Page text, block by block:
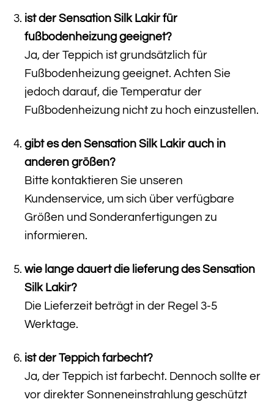
ist der Sensation Silk Lakir für
fußbodenheizung geeignet?
Ja, der Teppich ist grundsätzlich für
Fußbodenheizung geeignet. Achten Sie
jedoch darauf, die Temperatur der
Fußbodenheizung nicht zu hoch einzustellen.
gibt es den Sensation Silk Lakir auch in
anderen größen?
Bitte kontaktieren Sie unseren
Kundenservice, um sich über verfügbare
Größen und Sonderanfertigungen zu
informieren.
wie lange dauert die lieferung des Sensation
Silk Lakir?
Die Lieferzeit beträgt in der Regel 3-5
Werktage.
ist der Teppich farbecht?
Ja, der Teppich ist farbecht. Dennoch sollte er
vor direkter Sonneneinstrahlung geschützt